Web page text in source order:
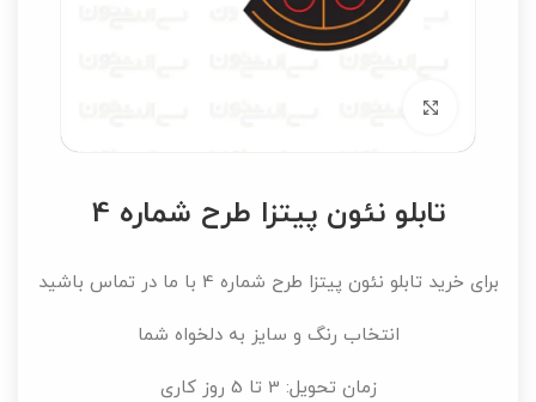
تابلو نئون پیتزا طرح شماره 4
برای خرید تابلو نئون پیتزا طرح شماره 4 با ما در تماس باشید
انتخاب رنگ و سایز به دلخواه شما
زمان تحویل: 3 تا 5 روز کاری